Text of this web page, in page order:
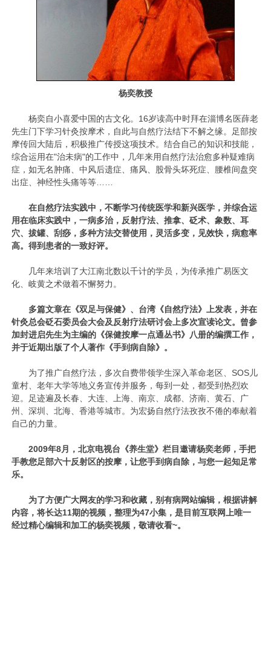
杨奕教授
杨奕自小喜爱中国的古文化。16岁读高中时拜在淄博名医薛老
先生门下学习针灸按摩术，自此与自然疗法结下不解之缘。足部按
摩传回大陆后，积极推广传授这项技术。结合自己的知识和技能，
综合运用在"治未病"的工作中，几年来用自然疗法治愈多种疑难病
症，如无名肿痛、中风后遗症、痛风、股骨头坏死症、腰椎间盘突
出症、神经性头痛等等……
在自然疗法实践中，不断学习传统医学和新兴医学，并综合运
用在临床实践中，一病多治，反射疗法、推拿、砭术、象数、耳
穴、拔罐、刮痧，多种方法交替使用，灵活多变，见效快，病愈率
高。得到患者的一致好评。
几年来培训了大江南北数以千计的学员，为传承推广易医文
化、岐黄之术做着不懈努力。
多篇文章在《双足与保健》、台湾《自然疗法》上发表，并在
针灸总会砭石委员会大会及反射疗法研讨会上多次宣读论文。曾参
加封进启先生为主编的《保健按摩一点通丛书》八册的编撰工作，
并于近期出版了个人著作《手到病自除》。
为了推广自然疗法，多次自费带领学生深入革命老区、SOS儿
童村、老年大学等地义务宣传并服务，每到一处，都受到热烈欢
迎。足迹遍及长春、大连、上海、南京、成都、济南、黄石、广
州、深圳、北海、香港等城市。为宏扬自然疗法孜孜不倦的奉献着
自己的力量。
2009年8月，北京电视台《养生堂》栏目邀请杨奕老师，手把
手教您足部六十反射区的按摩，让您手到病自除，与您一起知足常
乐。
为了方便广大网友的学习和收藏，别有病网站编辑，根据讲解
内容，将长达11期的视频，整理为47小集，是目前互联网上唯一
经过精心编辑和加工的杨奕视频，敬请收看~。